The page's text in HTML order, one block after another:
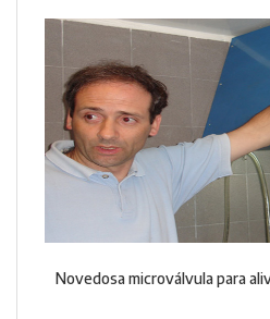
Novedosa microválvula para